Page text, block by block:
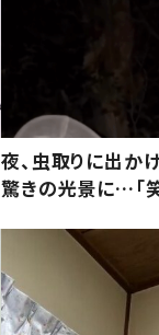
夜、虫取りに出か
驚きの光景に…「笑